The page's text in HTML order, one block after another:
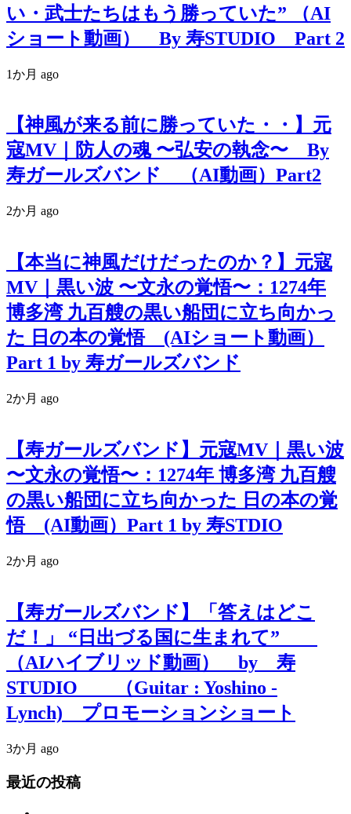
い・武士たちはもう勝っていた” （AI
ショート動画） By 寿STUDIO Part 2
1か月 ago
【神風が来る前に勝っていた・・】元
寇MV｜防人の魂 〜弘安の執念〜 By
寿ガールズバンド （AI動画）Part2
2か月 ago
【本当に神風だけだったのか？】元寇
MV｜黒い波 〜文永の覚悟〜：1274年
博多湾 九百艘の黒い船団に立ち向かっ
た 日の本の覚悟 (AIショート動画）
Part 1 by 寿ガールズバンド
2か月 ago
【寿ガールズバンド】元寇MV｜黒い波
〜文永の覚悟〜：1274年 博多湾 九百艘
の黒い船団に立ち向かった 日の本の覚
悟 (AI動画）Part 1 by 寿STDIO
2か月 ago
【寿ガールズバンド】「答えはどこ
だ！」 “日出づる国に生まれて”
（AIハイブリッド動画） by 寿
STUDIO （Guitar : Yoshino -
Lynch) プロモーションショート
3か月 ago
最近の投稿